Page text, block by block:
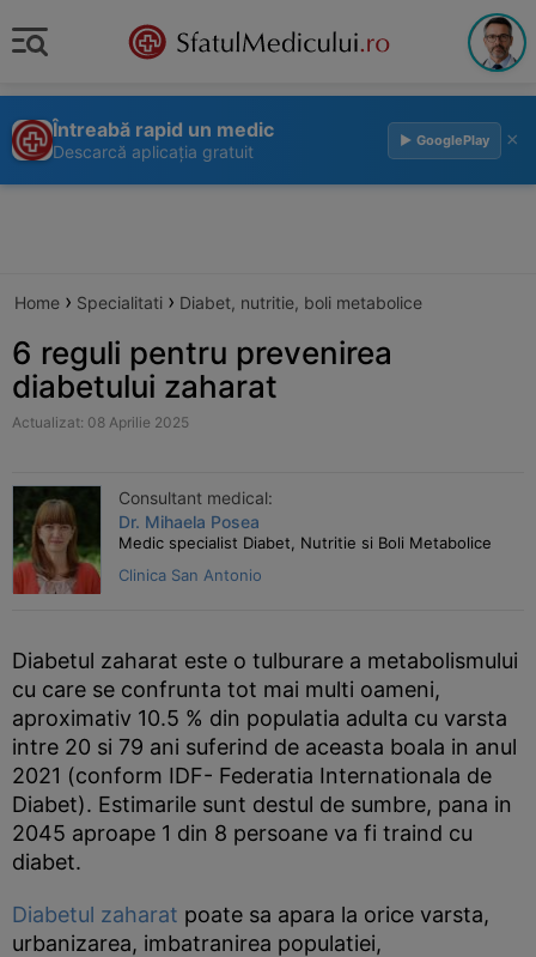
Întreabă rapid un medic
Descarcă aplicația gratuit
▶ GooglePlay ×
Home › Specialitati › Diabet, nutritie, boli metabolice
6 reguli pentru prevenirea
diabetului zaharat
Actualizat: 08 Aprilie 2025
Consultant medical:
Dr. Mihaela Posea
Medic specialist Diabet, Nutritie si Boli Metabolice
Clinica San Antonio
Diabetul zaharat este o tulburare a metabolismului
cu care se confrunta tot mai multi oameni,
aproximativ 10.5 % din populatia adulta cu varsta
intre 20 si 79 ani suferind de aceasta boala in anul
2021 (conform IDF- Federatia Internationala de
Diabet). Estimarile sunt destul de sumbre, pana in
2045 aproape 1 din 8 persoane va fi traind cu
diabet.
Diabetul zaharat poate sa apara la orice varsta,
urbanizarea, imbatranirea populatiei,